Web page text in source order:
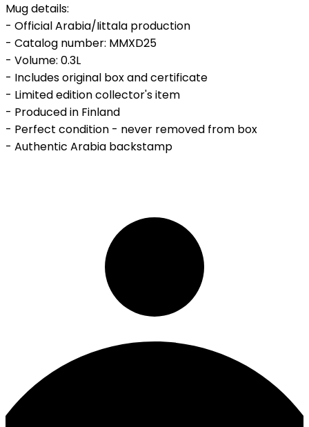
Mug details:
- Official Arabia/Iittala production
- Catalog number: MMXD25
- Volume: 0.3L
- Includes original box and certificate
- Limited edition collector's item
- Produced in Finland
- Perfect condition - never removed from box
- Authentic Arabia backstamp